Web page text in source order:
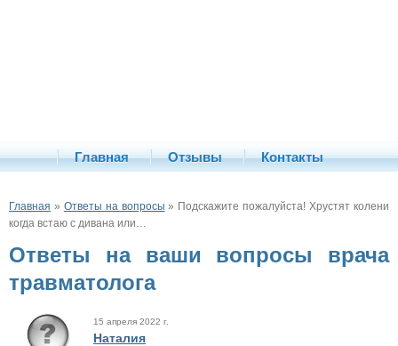
Главная Отзывы Контакты
Главная » Ответы на вопросы » Подскажите пожалуйста! Хрустят колени
когда встаю с дивана или…
Ответы на ваши вопросы врача
травматолога
15 апреля 2022 г.
Наталия